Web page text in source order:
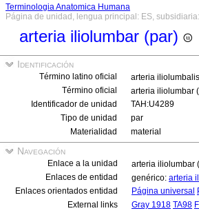
Terminologia Anatomica Humana
Página de unidad, lengua principal: ES,
arteria iliolumbar (par)
Identificación
Término latino oficial
arteria
Término oficial
arteria iliolumbar
Identificador de unidad
TAH:U4289
Tipo de unidad
par
Materialidad
material
Navegación
Enlace a la unidad
arteria iliolumbar
Enlaces de entidad
genérico: arteria
Enlaces orientados entidad
Página universal
External links
Gray 1918 TA98